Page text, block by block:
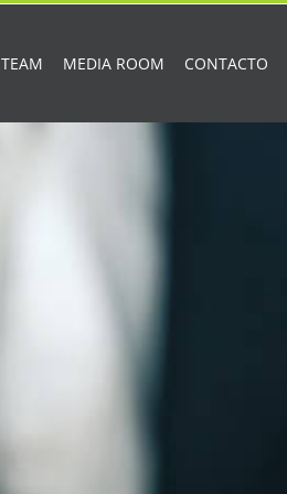
TEAM MEDIA ROOM CONTACTO